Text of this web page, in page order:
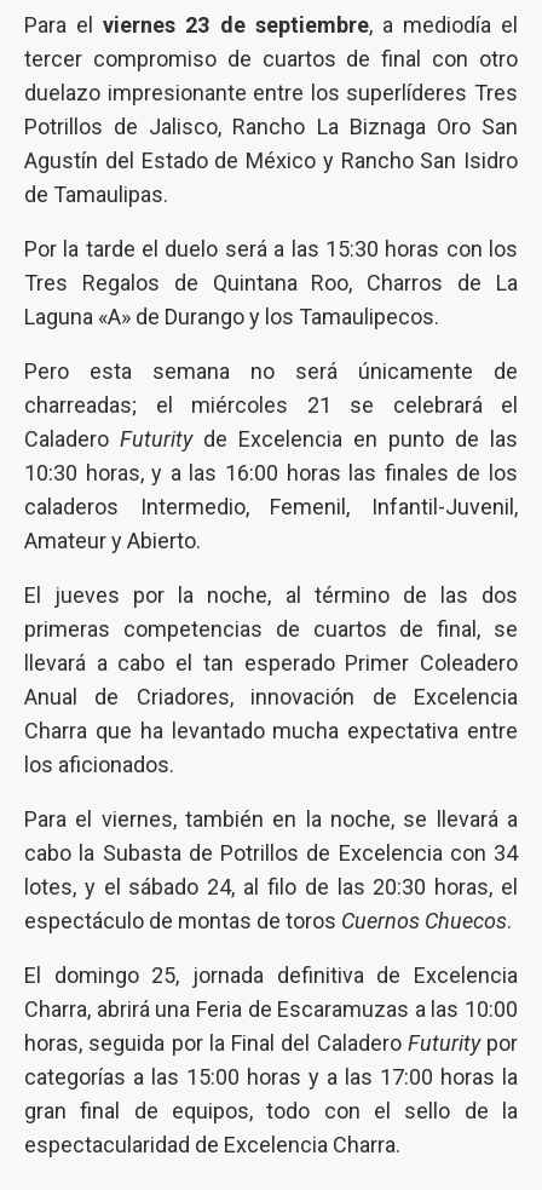
Para elviernes 23 de septiembre, a mediodía el
tercer compromiso de cuartos de final con otro
duelazo impresionante entre los superlíderes Tres
Potrillos de Jalisco, Rancho La Biznaga Oro San
Agustín del Estado de México y Rancho San Isidro
de Tamaulipas.
Por la tarde el duelo será a las 15:30 horas con los
Tres Regalos de Quintana Roo, Charros de La
Laguna «A» de Durango y los Tamaulipecos.
Pero esta semana no será únicamente de
charreadas; el miércoles 21 se celebrará el
Caladero Futurityde Excelencia en punto de las
10:30 horas, y a las 16:00 horas las finales de los
caladeros Intermedio, Femenil, Infantil-Juvenil,
Amateur y Abierto.
El jueves por la noche, al término de las dos
primeras competencias de cuartos de final, se
llevará a cabo el tan esperado Primer Coleadero
Anual de Criadores, innovación de Excelencia
Charra que ha levantado mucha expectativa entre
los aficionados.
Para el viernes, también en la noche, se llevará a
cabo la Subasta de Potrillos de Excelencia con 34
lotes, y el sábado 24, al filo de las 20:30 horas, el
espectáculo de montas de toros Cuernos Chuecos.
El domingo 25, jornada definitiva de Excelencia
Charra, abrirá una Feria de Escaramuzas a las 10:00
horas, seguida por la Final del Caladero Futuritypor
categorías a las 15:00 horas y a las 17:00 horas la
gran final de equipos, todo con el sello de la
espectacularidad de Excelencia Charra.